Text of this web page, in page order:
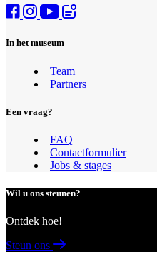
In het museum
Team
Partners
Een vraag?
FAQ
Contactformulier
Jobs & stages
Wil u ons steunen?
Ontdek hoe!
Steun ons